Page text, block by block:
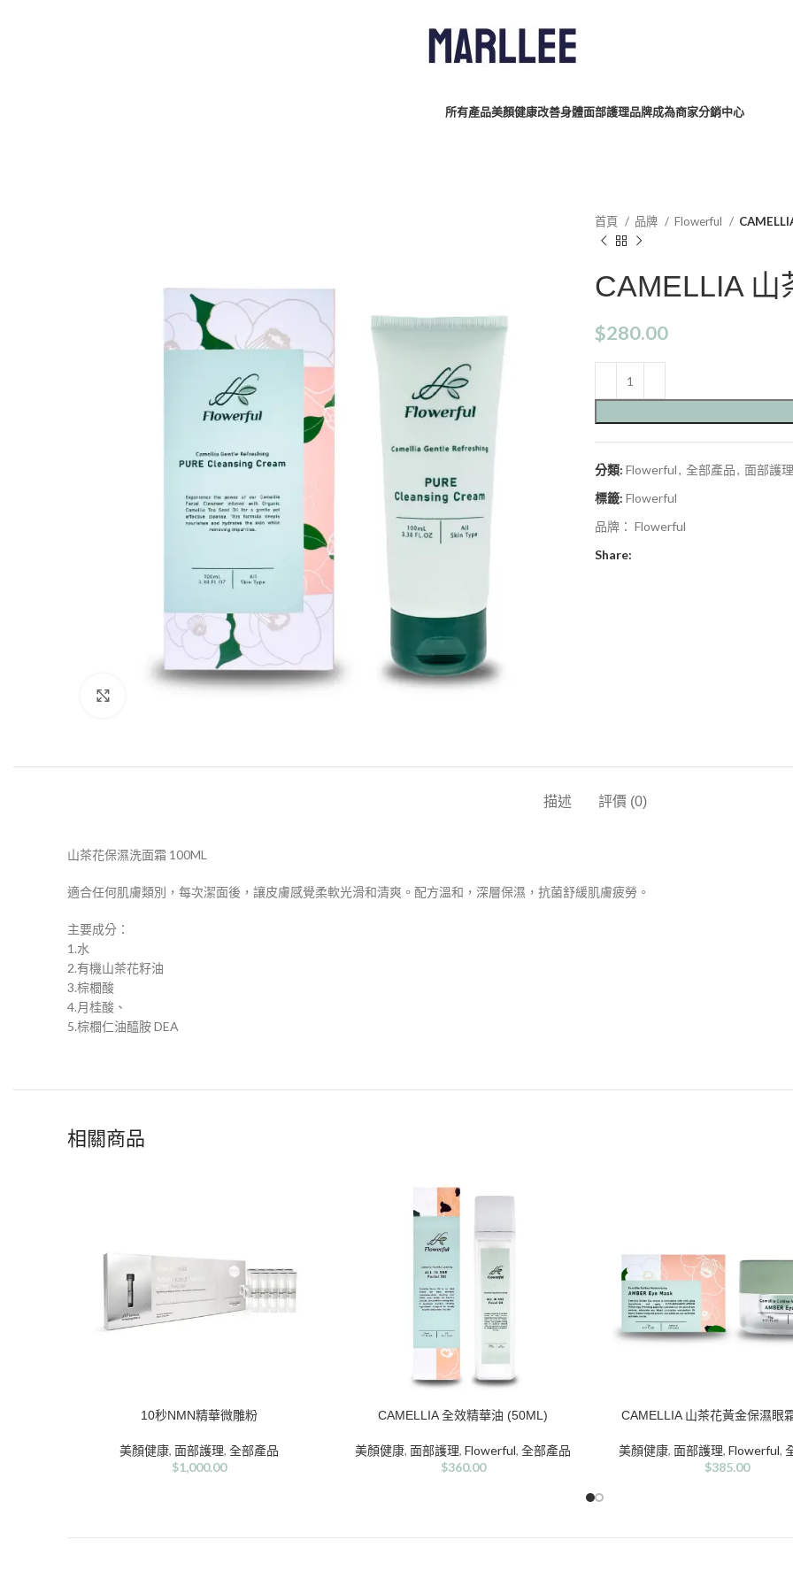
所有產品美顏健康改善身體面部護理品牌成為商家分銷中心
首頁 品牌 Flowerful
CAMELLIA 山
$280.00
分類: Flowerful, 全部產品, 面部護理
標籤: Flowerful
品牌： Flowerful
Share:
描述 評價 (0)
山茶花保濕洗面霜 100ML
適合任何肌膚類別，每次潔面後，讓皮膚感覺柔軟光滑和清爽。配方溫和，深層保濕，抗菌舒緩肌膚疲勞。
主要成分：
1.水
2.有機山茶花籽油
3.棕櫚酸
4.月桂酸、
5.棕櫚仁油醯胺 DEA
相關商品
10秒NMN精華微雕粉
美顏健康, 面部護理, 全部產品
$1,000.00
加入購物車CAMELLIA 全效精華油 (50ML)
美顏健康, 面部護理, Flowerful, 全部產品
$360.00
加入購物車
CAMELLIA 山茶花黃金保濕眼
美顏健康, 面部護理, Flowerful,
$385.00